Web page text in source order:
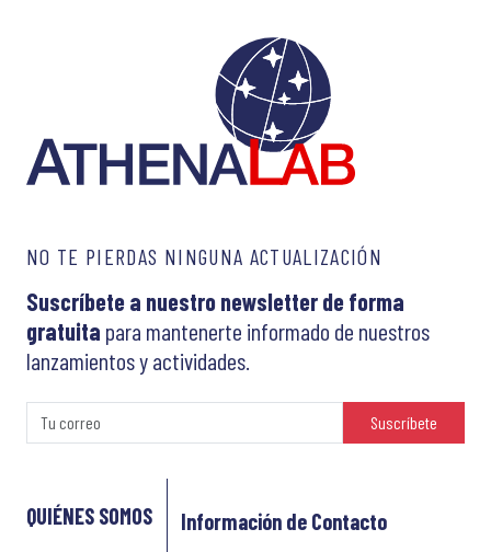
NO TE PIERDAS NINGUNA ACTUALIZACIÓN
Suscríbete a nuestro newsletter de forma
gratuita para mantenerte informado de nuestros
lanzamientos y actividades.
Suscríbete
QUIÉNES SOMOS Información de Contacto